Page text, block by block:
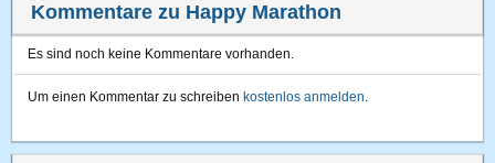
Kommentare zu Happy Marathon
Es sind noch keine Kommentare vorhanden.
Um einen Kommentar zu schreiben kostenlos anmelden.